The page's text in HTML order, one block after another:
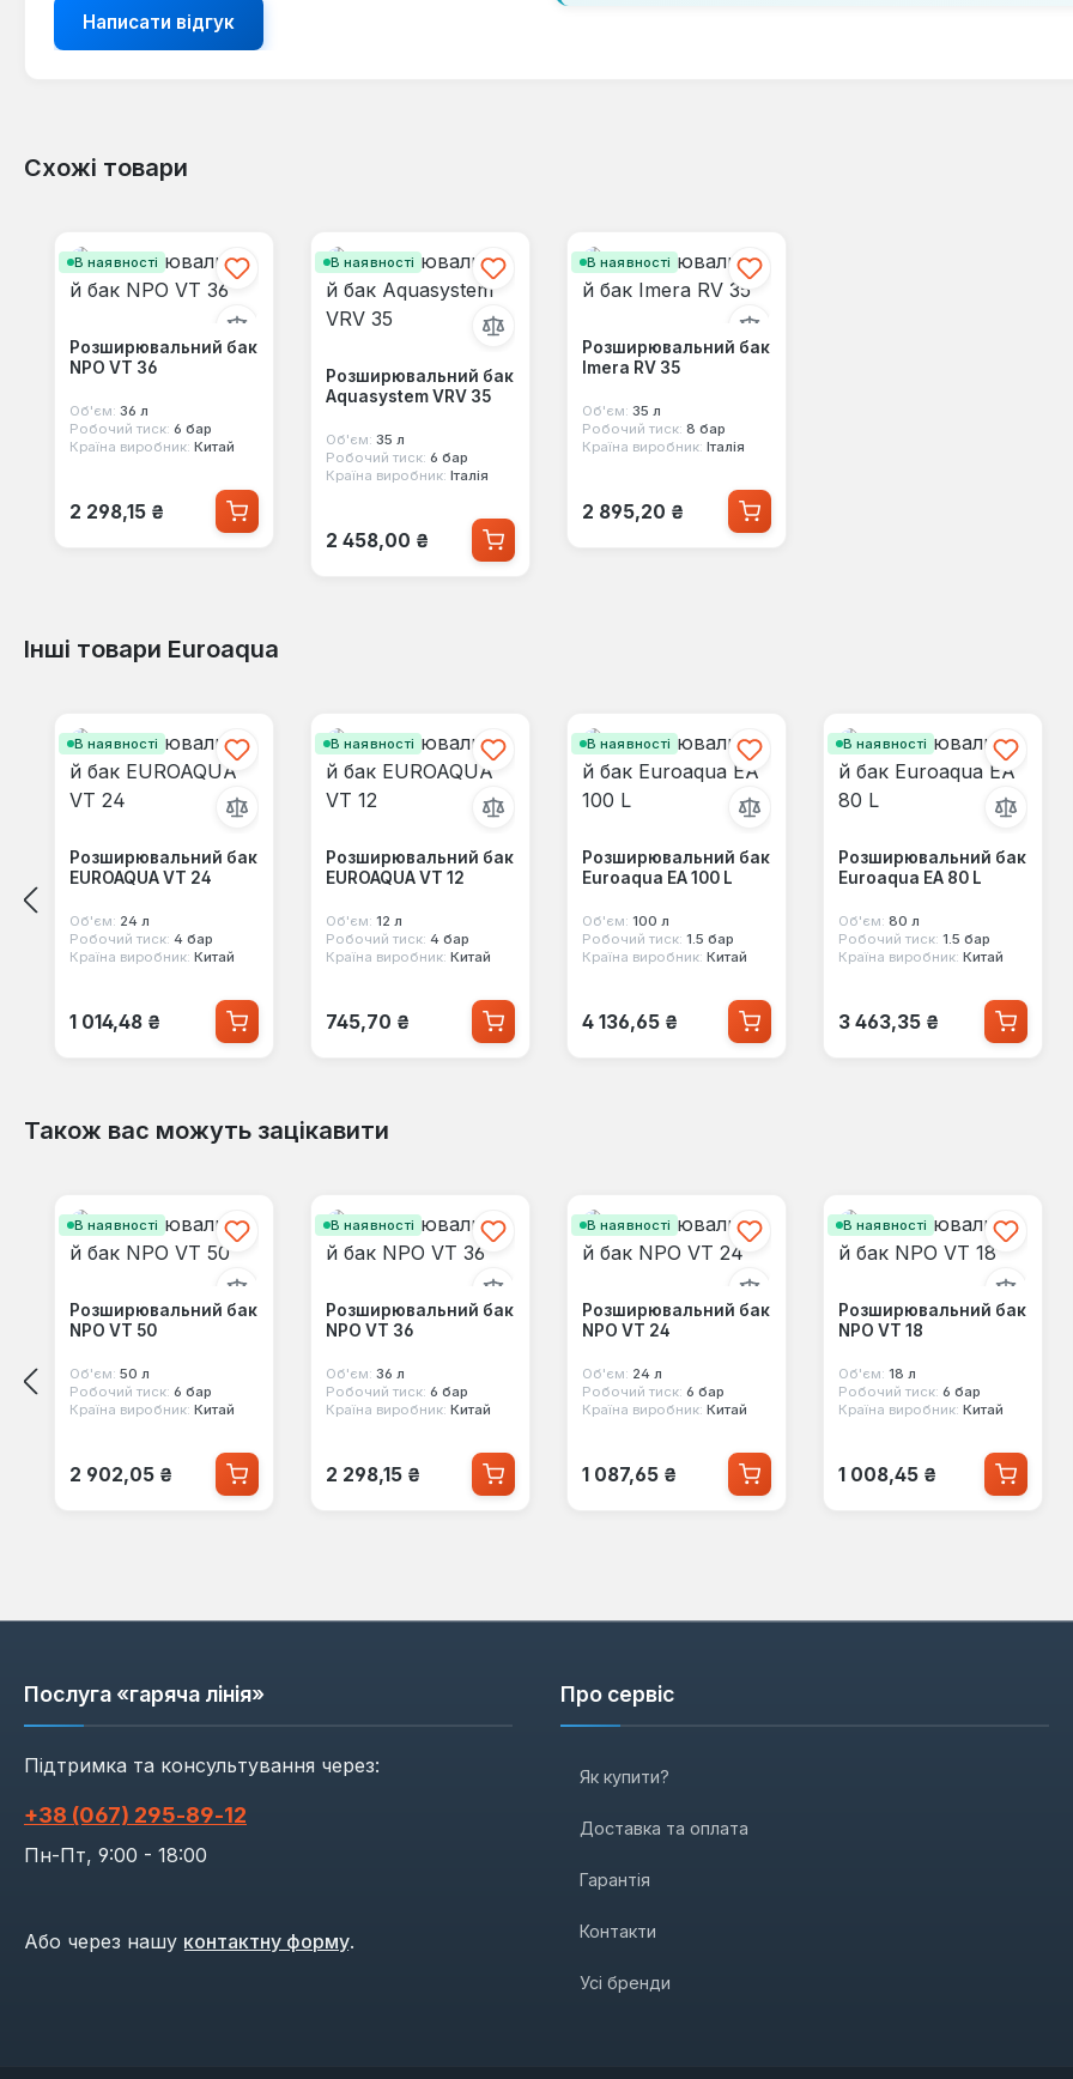
Написати відгук
Схожі товари
В наявності
Розширювальний бак
NPO VT 36
Об'єм: 36 л
Робочий тиск: 6 бар
Країна виробник: Китай
Звичайна ціна:
2 298,15 ₴
В наявності
Розширювальний бак
Aquasystem VRV 35
Об'єм: 35 л
Робочий тиск: 6 бар
Країна виробник: Італія
Звичайна ціна:
2 458,00 ₴
В наявності
Розширювальний бак
Imera RV 35
Об'єм: 35 л
Робочий тиск: 8 бар
Країна виробник: Італія
Звичайна ціна:
2 895,20 ₴
Інші товари Euroaqua
В наявності
Розширювальний бак
EUROAQUA VT 24
Об'єм: 24 л
Робочий тиск: 4 бар
Країна виробник: Китай
Звичайна ціна:
1 014,48 ₴
В наявності
Розширювальний бак
EUROAQUA VT 12
Об'єм: 12 л
Робочий тиск: 4 бар
Країна виробник: Китай
Звичайна ціна:
745,70 ₴
В наявності
Розширювальний бак
Euroaqua EA 100 L
Об'єм: 100 л
Робочий тиск: 1.5 бар
Країна виробник: Китай
Звичайна ціна:
4 136,65 ₴
В наявності
Розширювальний бак
Euroaqua EA 80 L
Об'єм: 80 л
Робочий тиск: 1.5 бар
Країна виробник: Китай
Звичайна ціна:
3 463,35 ₴
Також вас можуть зацікавити
В наявності
Розширювальний бак
NPO VT 50
Об'єм: 50 л
Робочий тиск: 6 бар
Країна виробник: Китай
Звичайна ціна:
2 902,05 ₴
В наявності
Розширювальний бак
NPO VT 36
Об'єм: 36 л
Робочий тиск: 6 бар
Країна виробник: Китай
Звичайна ціна:
2 298,15 ₴
В наявності
Розширювальний бак
NPO VT 24
Об'єм: 24 л
Робочий тиск: 6 бар
Країна виробник: Китай
Звичайна ціна:
1 087,65 ₴
В наявності
Розширювальний бак
NPO VT 18
Об'єм: 18 л
Робочий тиск: 6 бар
Країна виробник: Китай
Звичайна ціна:
1 008,45 ₴
Послуга «гаряча лінія»
Підтримка та консультування через:
+38 (067) 295‑89‑12
Пн-Пт, 9:00 - 18:00
Або через нашу контактну форму.
Про сервіс
Як купити?
Доставка та оплата
Гарантія
Контакти
Усі бренди